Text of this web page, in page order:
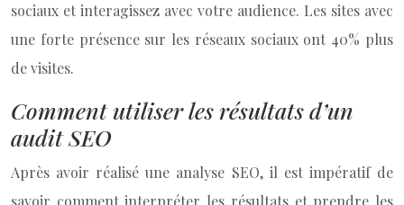
sociaux et interagissez avec votre audience. Les sites avec
une forte présence sur les réseaux sociaux ont 40% plus
de visites.
Comment utiliser les résultats d’un
audit SEO
Après avoir réalisé une analyse SEO, il est impératif de
savoir comment interpréter les résultats et prendre les